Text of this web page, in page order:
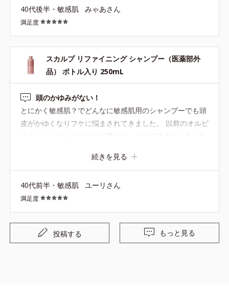
【ご使用方法】
つけ、指でマッサージするようにしてよくなじませてください。
●無油分、無香料、無着色 ●弱酸性
●3Dプロテクト成分*1=地肌と髪をすこやかに保つ保湿成分
●ブレンドボタニカルエキス*2=地肌と髪にうるおいを与える保湿成
分
*1=セイヨウハッカエキス、水溶性コラーゲン液、加水分解ヒアル
ロン酸
*2=ユズセラミド、ヨクイニンエキス、ゼニアオイエキス、メリッ
サエキス
*3=濃グリセリン、ジイソステアリン酸ポリグリセリル、モノラウ
リン酸ポリグリセリル、イソステアリン酸、フェノキシエタノール
、クエン酸ナトリウム、クエン酸、精製水
40代後半・敏感肌 みゃあさん
満足度
スカルプ リファイニング シャンプー（医薬部外
品） ボトル入り 250mL
頭のかゆみがない！
とにかく敏感肌？でどんなに敏感肌用のシャンプーでも頭
皮がかゆくなりフケに悩まされてきました。 以前のオルビ
が出ない！！！しかもめちゃくちゃコスパいい！！！うれ
しい！！！ ずっとこの成分でお願いします…！！ 人によ
っては泡立ち足りないとかありそうですが、自分にとって
は頭皮のかゆみがなくてこのお値段なだけで本当に助かっ
ています！！！
続きを見る
40代前半・敏感肌 ユーリさん
満足度
投稿する もっと見る